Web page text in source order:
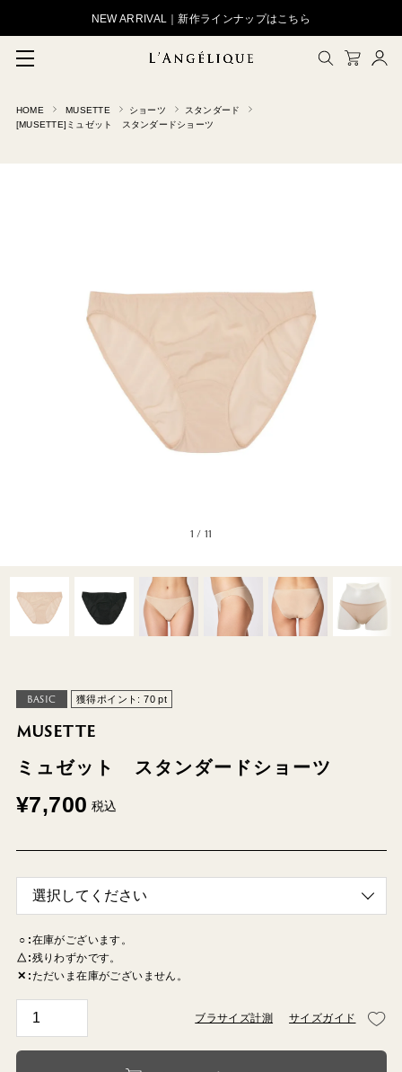
NEW ARRIVAL｜新作ラインナップはこちら
HOME MUSETTE ショーツ
スタンダード
[MUSETTE]ミュゼット スタンダードショーツ
1 / 11
BASIC 獲得ポイント: 70 pt
MUSETTE
ミュゼット スタンダードショーツ
¥7,700 税込
○ 在庫がございます。
△ 残りわずかです。
✕ ただいま在庫がございません。
ブラサイズ計測 サイズガイド